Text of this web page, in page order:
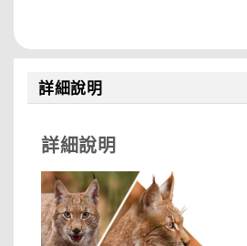
詳細說明
詳細說明